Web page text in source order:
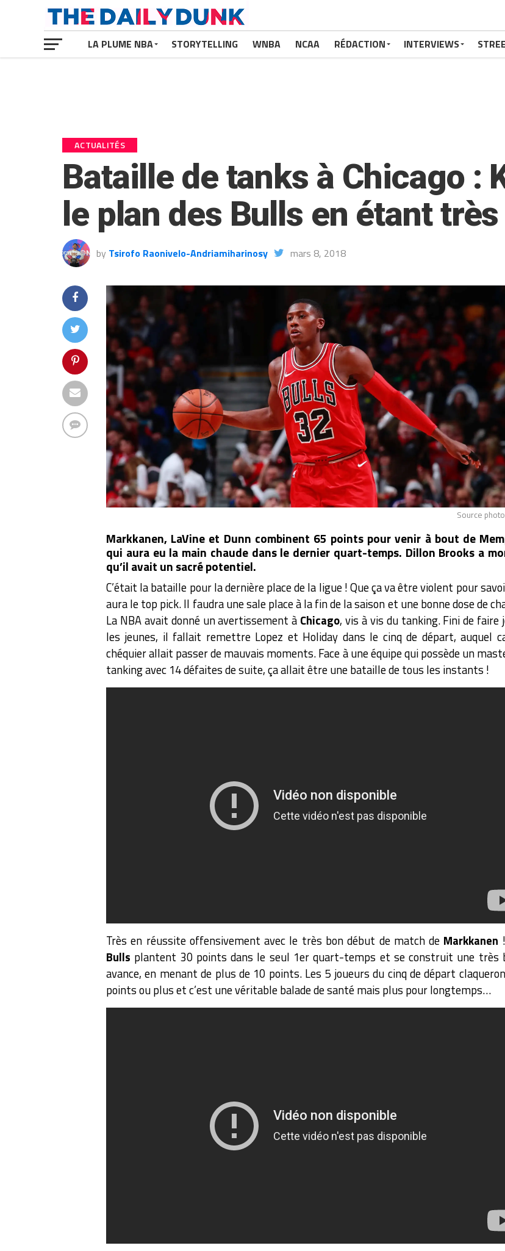
LA PLUME NBA STORYTELLING WNBA NCAA RÉDACTION INTERVIEWS
ACTUALITÉS
Bataille de tanks à Chicago :
le plan des Bulls en étant
by Tsirofo Raonivelo-Andriamiharinosy mars 8, 2018
Source
Markkanen, LaVine et Dunn combinent 65 points pour venir à bout de
qui aura eu la main chaude dans le dernier quart-temps. Dillon Brooks a
qu’il avait un sacré potentiel.
C’était la bataille pour la dernière place de la ligue ! Que ça va être violent pour
aura le top pick. Il faudra une sale place à la fin de la saison et une bonne dose de
La NBA avait donné un avertissement à Chicago, vis à vis du tanking. Fini de faire
les jeunes, il fallait remettre Lopez et Holiday dans le cinq de départ, auquel
chéquier allait passer de mauvais moments. Face à une équipe qui possède un
tanking avec 14 défaites de suite, ça allait être une bataille de tous les instants !
Très en réussite offensivement avec le très bon début de match de Markkanen
Bulls plantent 30 points dans le seul 1er quart-temps et se construit une très
avance, en menant de plus de 10 points. Les 5 joueurs du cinq de départ
points ou plus et c’est une véritable balade de santé mais plus pour longtemps…